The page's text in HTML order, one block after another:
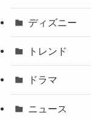
ディズニー
トレンド
ドラマ
ニュース